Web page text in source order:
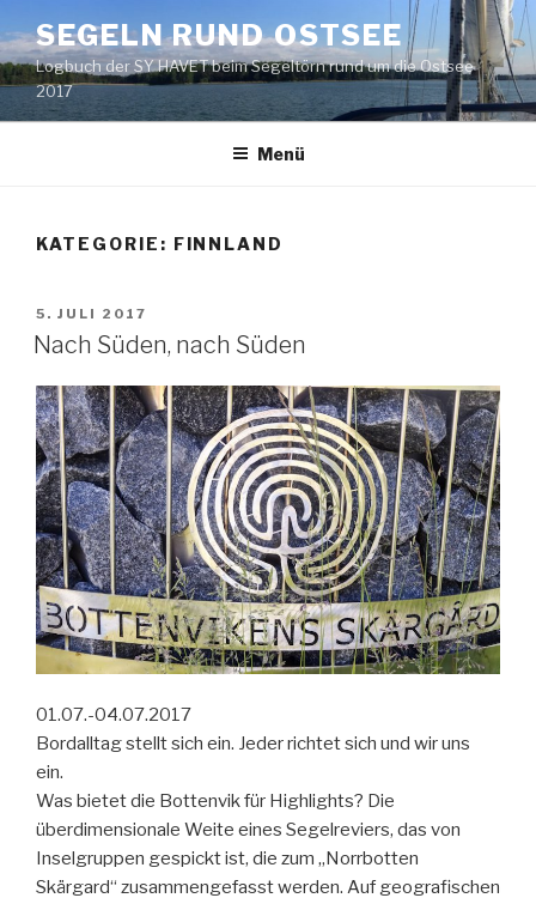
Inhalt
springen
SEGELN RUND OSTSEE
Logbuch der SY HAVET beim Segeltörn rund um die Ostsee
2017
Menü
KATEGORIE: FINNLAND
VERÖFFENTLICHT
AM
5. JULI 2017
Nach Süden, nach Süden
01.07.-04.07.2017
Bordalltag stellt sich ein. Jeder richtet sich und wir uns
ein.
Was bietet die Bottenvik für Highlights? Die
überdimensionale Weite eines Segelreviers, das von
Inselgruppen gespickt ist, die zum „Norrbotten
Skärgard“ zusammengefasst werden. Auf geografischen